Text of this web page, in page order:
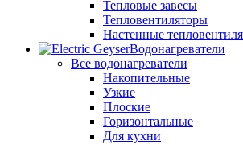
Тепловые завесы
Тепловентиляторы
Настенные
Водонагреватели
Все водонагреватели
Накопительные
Узкие
Плоские
Горизонтальные
Для кухни